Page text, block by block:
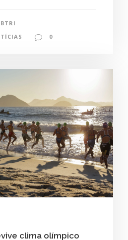
0
clima olímpico